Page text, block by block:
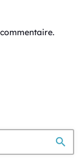
search